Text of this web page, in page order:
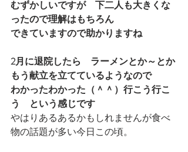
むずかしいですが　下二人も大きくな
ったので理解はもちろん
できていますので助かりますね
2月に退院したら　ラーメンとか～とか
もう献立を立てているようなので
わかったわかった（＾＾）行こう行こ
う　という感じです
やはりあるあるかもしれませんが食べ
物の話題が多い今日この頃。